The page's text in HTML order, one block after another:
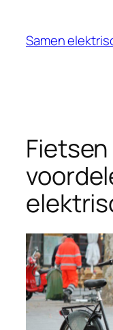
Samen